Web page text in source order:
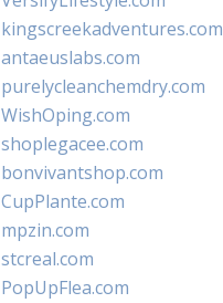
kingscreekadventures.com
antaeuslabs.com
purelycleanchemdry.com
WishOping.com
shoplegacee.com
bonvivantshop.com
CupPlante.com
mpzin.com
stcreal.com
PopUpFlea.com